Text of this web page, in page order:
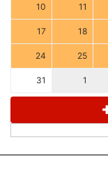
10 11
17 18
24 25
31 1